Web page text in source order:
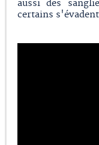
aussi des
certains